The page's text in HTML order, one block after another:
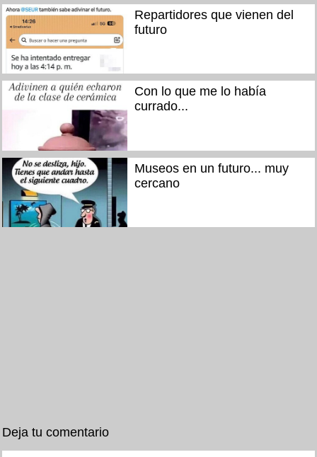
Repartidores que vienen del
futuro
Con lo que me lo había
currado...
Museos en un futuro... muy
cercano
Deja tu comentario